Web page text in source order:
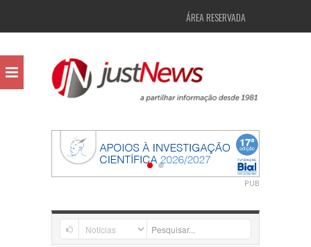
ÁREA RESERVADA
PUB